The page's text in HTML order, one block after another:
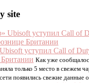
site
уступил Call of
Как уже
только 5 место в свежем
появились свежие